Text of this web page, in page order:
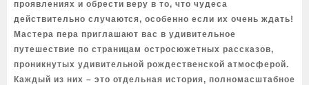
проявлениях и обрести веру в то, что чудеса
действительно случаются, особенно если их очень ждать!
Мастера пера приглашают вас в удивительное
путешествие по страницам остросюжетных рассказов,
проникнутых удивительной рождественской атмосферой.
Каждый из них – это отдельная история, полномасштабное